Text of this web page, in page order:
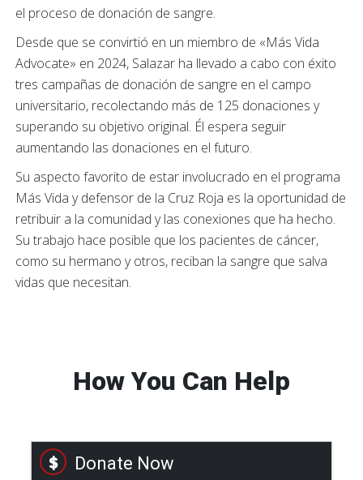
el proceso de donación de sangre.
Desde que se convirtió en un miembro de «Más Vida
Advocate» en 2024, Salazar ha llevado a cabo con éxito
tres campañas de donación de sangre en el campo
universitario, recolectando más de 125 donaciones y
superando su objetivo original. Él espera seguir
aumentando las donaciones en el futuro.
Su aspecto favorito de estar involucrado en el programa
Más Vida y defensor de la Cruz Roja es la oportunidad de
retribuir a la comunidad y las conexiones que ha hecho.
Su trabajo hace posible que los pacientes de cáncer,
como su hermano y otros, reciban la sangre que salva
vidas que necesitan.
How You Can Help
Donate Now